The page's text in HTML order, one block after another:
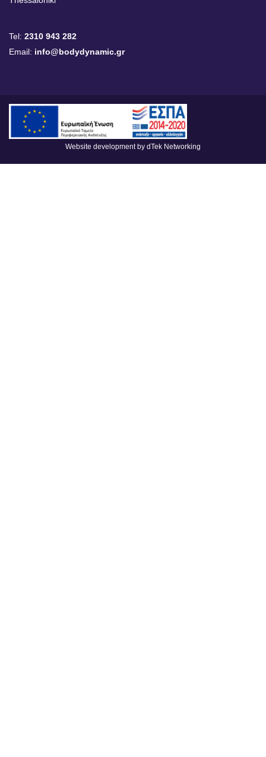
Tel: 2310 943 282
Email: info@bodydynamic.gr
Website development by dTek Networking